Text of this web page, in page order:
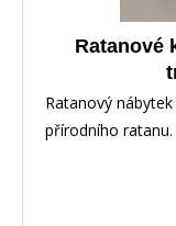
Ratanové
Ratanový
přírodního